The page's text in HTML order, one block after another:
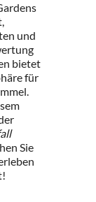
und
bietet
für
Sie